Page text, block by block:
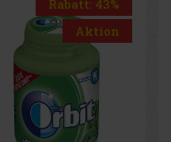
Rabatt: 43%
Aktion